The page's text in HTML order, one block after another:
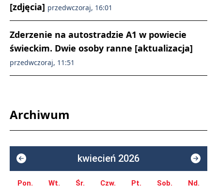
[zdjęcia] przedwczoraj, 16:01
Zderzenie na autostradzie A1 w powiecie
świeckim. Dwie osoby ranne [aktualizacja]
przedwczoraj, 11:51
Archiwum
kwiecień 2026
Pon. Wt. Śr. Czw. Pt. Sob. Nd.